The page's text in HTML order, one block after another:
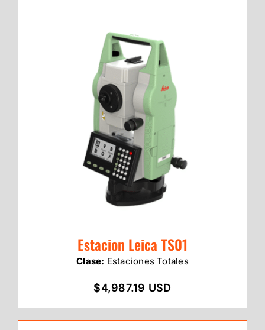
Estacion Leica TS01
Clase: Estaciones Totales
$4,987.19 USD